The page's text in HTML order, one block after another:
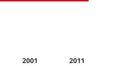
2001 2011